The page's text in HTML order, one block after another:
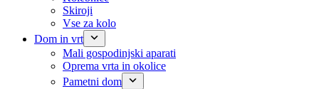
Skiroji
Vse za kolo
Dom in vrt
Mali gospodinjski aparati
Oprema vrta in okolice
Pametni dom